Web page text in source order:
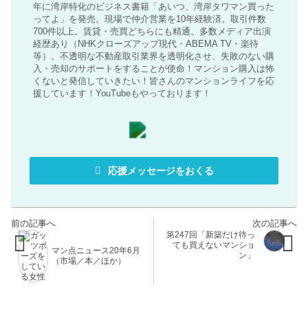
年に湾岸特化のビジネス書籍「あいつ、湾岸タワマン買った
ってよ」を発売。現場で仲介営業を10年経験済。取引件数
700件以上。賃貸・売買どちらにも精通。多数メディア出演
経歴あり（NHKクローズアップ現代・ABEMA TV・楽待
等）。不透明な不動産取引業界を透明化させ、失敗のない購
入・売却のサポートをすることが使命！マンション購入は怖
くないと発信していきたい！皆さんのマンションライフを応
援しています！YouTubeもやっております！
応援メッセージをおくる
マン点ニュース20年6月
（市場／本／ほか）
第247回「新築だけ待っ
ても買えないマンショ
ン」